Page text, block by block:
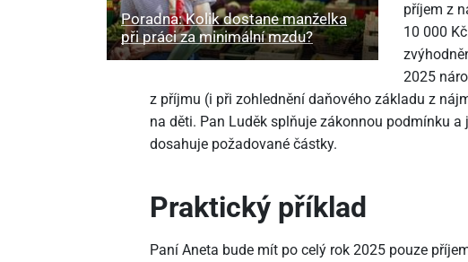
Poradna: Kolik dostane manželka
při práci za minimální mzdu?
příjem z
10 000
2025
z příjmu (i při zohlednění daňového základu z
na děti. Pan Luděk splňuje zákonnou podmínku
dosahuje požadované částky.
Praktický příklad
Paní Aneta bude mít po celý rok 2025 pouze